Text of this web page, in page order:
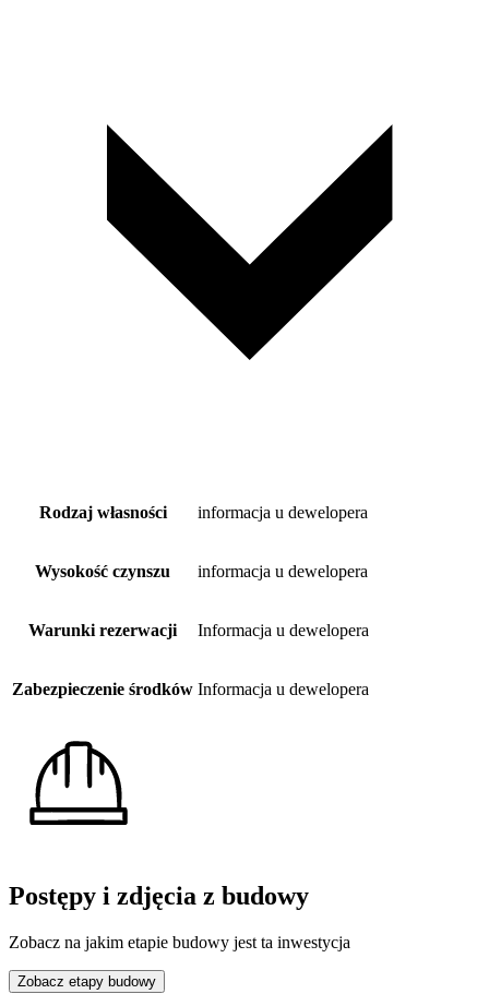
Rodzaj własności informacja u dewelopera
Wysokość czynszu informacja u dewelopera
Warunki rezerwacji Informacja u dewelopera
Zabezpieczenie środków Informacja u dewelopera
Postępy i zdjęcia z budowy
Zobacz na jakim etapie budowy jest ta inwestycja
Zobacz etapy budowy